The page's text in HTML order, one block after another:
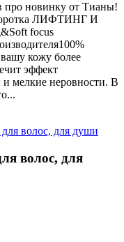
про новинку от Тианы!
ЛИФТИНГ И
focus
вашу кожу более
эффект
и мелкие неровности. В
волос, для